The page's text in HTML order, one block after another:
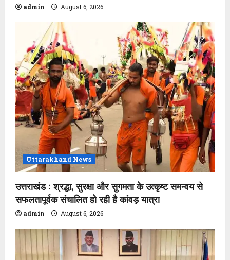
admin August 6, 2026
Uttarakhand News
उत्तराखंड : श्रद्धा, सुरक्षा और सुगमता के उत्कृष्ट समन्वय से
सफलतापूर्वक संचालित हो रही है कांवड़ यात्रा
admin August 6, 2026